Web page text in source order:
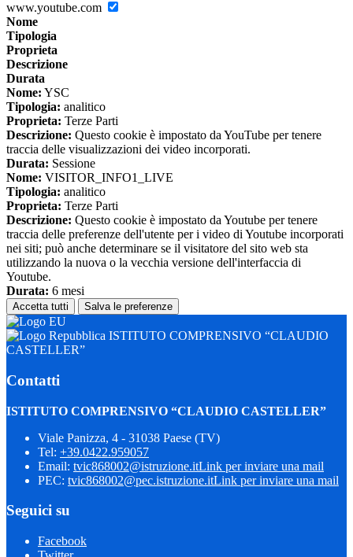
www.youtube.com
Nome
Tipologia
Proprieta
Descrizione
Durata
Nome: YSC
Tipologia: analitico
Proprieta: Terze Parti
Descrizione: Questo cookie è impostato da YouTube per tenere
traccia delle visualizzazioni dei video incorporati.
Durata: Sessione
Nome: VISITOR_INFO1_LIVE
Tipologia: analitico
Proprieta: Terze Parti
Descrizione: Questo cookie è impostato da Youtube per tenere
traccia delle preferenze dell'utente per i video di Youtube incorporati
nei siti; può anche determinare se il visitatore del sito web sta
utilizzando la nuova o la vecchia versione dell'interfaccia di
Youtube.
Durata: 6 mesi
Accetta tutti Salva le preferenze
ISTITUTO COMPRENSIVO “CLAUDIO
CASTELLER”
Contatti
ISTITUTO COMPRENSIVO “CLAUDIO CASTELLER”
Viale Panizza, 4 - 31038 Paese (TV)
Tel: +39.0422.959057
Email: tvic868002@istruzione.itLink per inviare una mail
PEC: tvic868002@pec.istruzione.itLink per inviare una mail
Seguici su
Facebook